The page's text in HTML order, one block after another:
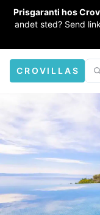
Prisgaranti hos
andet sted? Send
CROVILLAS